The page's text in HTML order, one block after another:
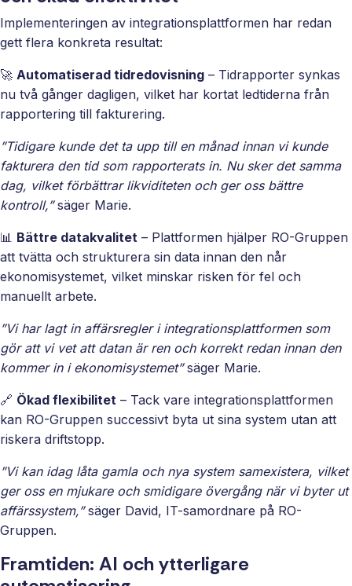
Implementeringen av integrationsplattformen har redan
gett flera konkreta resultat:
🚀 Automatiserad tidredovisning – Tidrapporter synkas
nu två gånger dagligen, vilket har kortat ledtiderna från
rapportering till fakturering.
”Tidigare kunde det ta upp till en månad innan vi kunde
fakturera den tid som rapporterats in. Nu sker det samma
dag, vilket förbättrar likviditeten och ger oss bättre
kontroll,”säger Marie.
📊 Bättre datakvalitet – Plattformen hjälper RO-Gruppen
att tvätta och strukturera sin data innan den når
ekonomisystemet, vilket minskar risken för fel och
manuellt arbete.
”Vi har lagt in affärsregler i integrationsplattformen som
gör att vi vet att datan är ren och korrekt redan innan den
kommer in i ekonomisystemet”säger Marie.
🔗 Ökad flexibilitet – Tack vare integrationsplattformen
kan RO-Gruppen successivt byta ut sina system utan att
riskera driftstopp.
”Vi kan idag låta gamla och nya system samexistera, vilket
ger oss en mjukare och smidigare övergång när vi byter ut
affärssystem,”säger David, IT-samordnare på RO-
Gruppen.
Framtiden: AI och ytterligare